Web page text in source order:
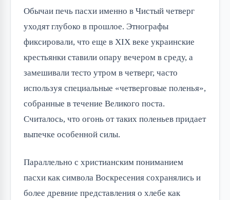
Обычаи печь пасхи именно в Чистый четверг
уходят глубоко в прошлое. Этнографы
фиксировали, что еще в XIX веке украинские
крестьянки ставили опару вечером в среду, а
замешивали тесто утром в четверг, часто
используя специальные «четверговые поленья»,
собранные в течение Великого поста.
Считалось, что огонь от таких поленьев придает
выпечке особенной силы.
Параллельно с христианским пониманием
пасхи как символа Воскресения сохранялись и
более древние представления о хлебе как